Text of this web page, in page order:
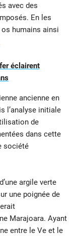
avec des
En les
humains ainsi
éclairent
ancienne en
l’analyse initiale
de
dans cette
société
argile verte
une poignée de
Marajoara. Ayant
entre le Ve et le